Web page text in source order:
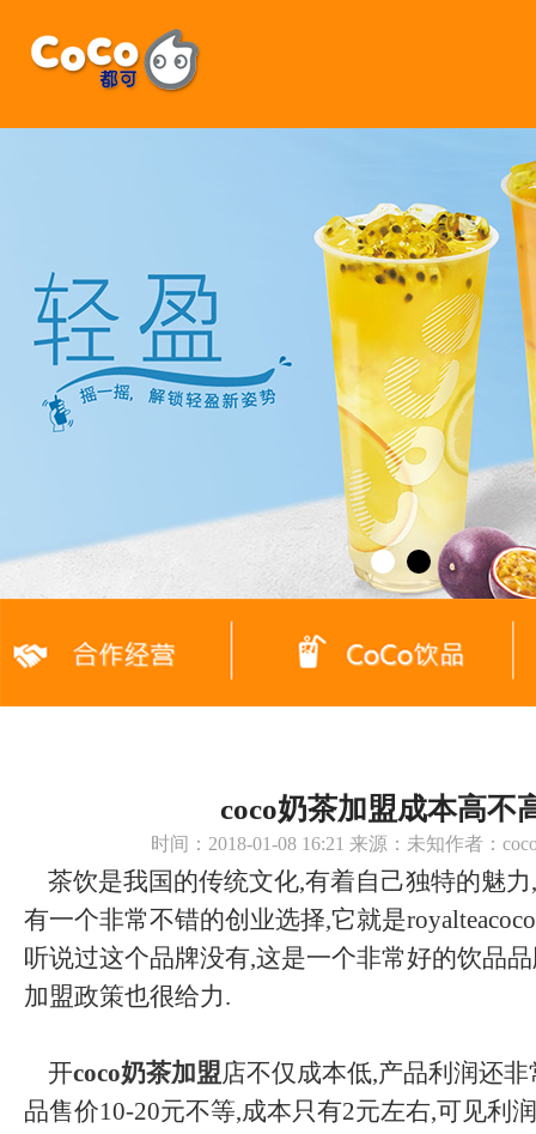
coco奶茶加盟成本高不
时间：2018-01-08 16:21 来源：未知作者：
茶饮是我国的传统文化,有着自己独特的魅
有一个非常不错的创业选择,它就是
听说过这个品牌没有,这是一个非常好的饮品
加盟政策也很给力.
开coco奶茶加盟店不仅成本低,产品利润还
品售价10-20元不等,成本只有2元左右,可见利